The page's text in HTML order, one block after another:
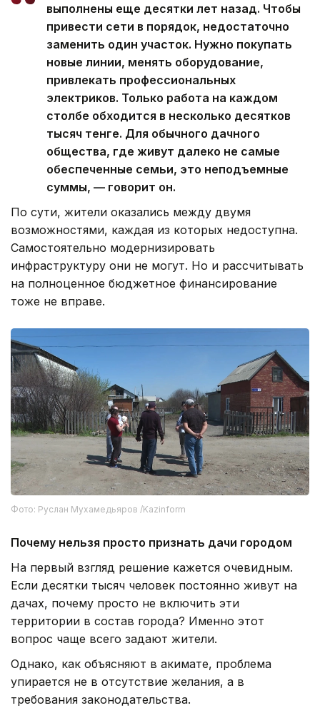
выполнены еще десятки лет назад. Чтобы
привести сети в порядок, недостаточно
заменить один участок. Нужно покупать
новые линии, менять оборудование,
привлекать профессиональных
электриков. Только работа на каждом
столбе обходится в несколько десятков
тысяч тенге. Для обычного дачного
общества, где живут далеко не самые
обеспеченные семьи, это неподъемные
суммы, — говорит он.
По сути, жители оказались между двумя
возможностями, каждая из которых недоступна.
Самостоятельно модернизировать
инфраструктуру они не могут. Но и рассчитывать
на полноценное бюджетное финансирование
тоже не вправе.
Фото: Руслан Мухамедьяров /Kazinform
Почему нельзя просто признать дачи городом
На первый взгляд решение кажется очевидным.
Если десятки тысяч человек постоянно живут на
дачах, почему просто не включить эти
территории в состав города? Именно этот
вопрос чаще всего задают жители.
Однако, как объясняют в акимате, проблема
упирается не в отсутствие желания, а в
требования законодательства.